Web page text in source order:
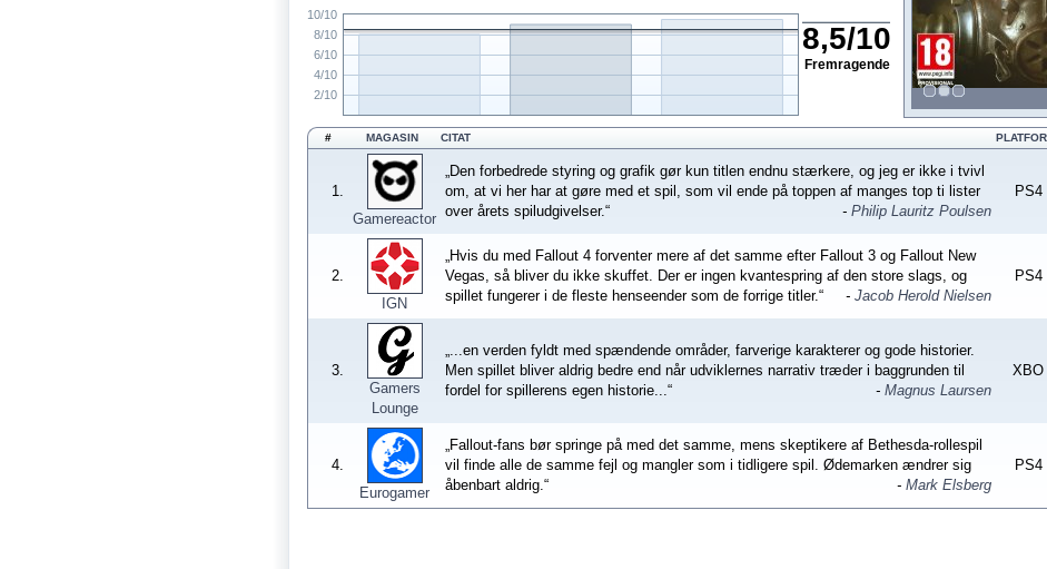
2/10
4/10
6/10
8/10
10/10
8,5/10
Fremragende
# MAGASIN CITAT
1.
Gamereactor
„Den forbedrede styring og grafik gør kun titlen endnu stærkere, og jeg er ikke i tvivl
om, at vi her har at gøre med et spil, som vil ende på toppen af manges top ti lister
over årets spiludgivelser.“
- Philip Lauritz Poulsen
PS4
2.
IGN
„Hvis du med Fallout 4 forventer mere af det samme efter Fallout 3 og Fallout New
Vegas, så bliver du ikke skuffet. Der er ingen kvantespring af den store slags, og
spillet fungerer i de fleste henseender som de forrige titler.“
- Jacob Herold Nielsen
PS4
3.
Gamers
Lounge
„...en verden fyldt med spændende områder, farverige karakterer og gode historier.
Men spillet bliver aldrig bedre end når udviklernes narrativ træder i baggrunden til
fordel for spillerens egen historie...“
- Magnus Laursen
XBO
4.
Eurogamer
„Fallout-fans bør springe på med det samme, mens skeptikere af Bethesda-rollespil
vil finde alle de samme fejl og mangler som i tidligere spil. Ødemarken ændrer sig
åbenbart aldrig.“
- Mark Elsberg
PS4